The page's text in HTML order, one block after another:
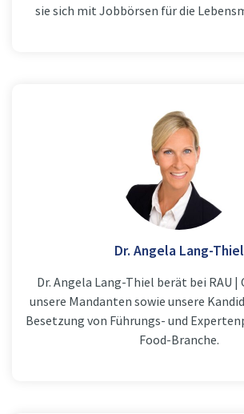
sie sich mit Jobbörsen für die
Dr. Angela Lang-Thiel
Dr. Angela Lang-Thiel berät bei RAU |
unsere Mandanten sowie unsere
Besetzung von Führungs- und
Food-Branche.